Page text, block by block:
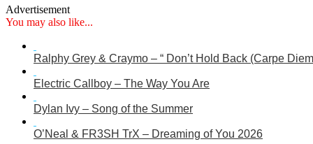
Advertisement
You may also like...
Ralphy Grey & Craymo – “ Don’t Hold Back (Carpe
Electric Callboy – The Way You Are
Dylan Ivy – Song of the Summer
O’Neal & FR3SH TrX – Dreaming of You 2026